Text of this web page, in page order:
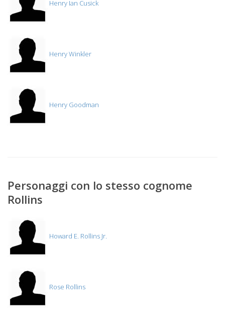
Henry Ian Cusick
Henry Winkler
Henry Goodman
Personaggi con lo stesso cognome
Rollins
Howard E. Rollins Jr.
Rose Rollins